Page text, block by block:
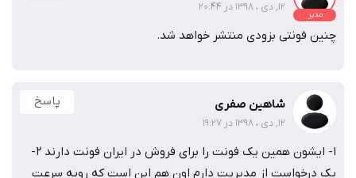
مدیر
12, دی ، 1398 در 20:44
چنین فونتی بزودی منتشر خواهد شد.
شاهین صفری
12, دی ، 1398 در 19:27
پاسخ
1- ایشون همین یک فونت را برای فروش در ایران فونت دارند 2-
یک درخواست از مدیریت دارم اون هم این است که رویه سرعت